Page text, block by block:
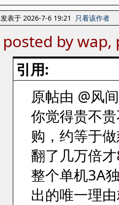
发表于 2026-7-6 19:21 只看该作者
posted by wap,
引用:
原帖由 @风
你觉得贵不
购，约等于
翻了几万倍
整个单机3A
出的唯一理